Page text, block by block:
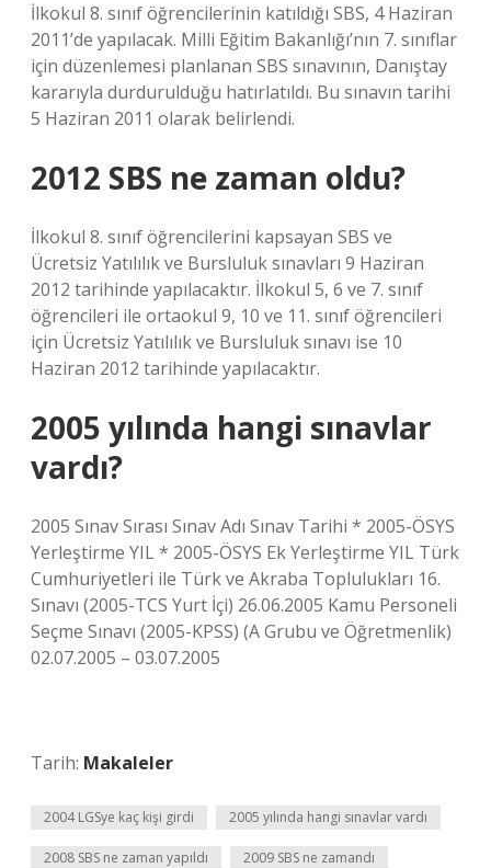
İlkokul 8. sınıf öğrencilerinin katıldığı SBS, 4 Haziran
2011’de yapılacak. Milli Eğitim Bakanlığı’nın 7. sınıflar
için düzenlemesi planlanan SBS sınavının, Danıştay
kararıyla durdurulduğu hatırlatıldı. Bu sınavın tarihi
5 Haziran 2011 olarak belirlendi.
2012 SBS ne zaman oldu?
İlkokul 8. sınıf öğrencilerini kapsayan SBS ve
Ücretsiz Yatılılık ve Bursluluk sınavları 9 Haziran
2012 tarihinde yapılacaktır. İlkokul 5, 6 ve 7. sınıf
öğrencileri ile ortaokul 9, 10 ve 11. sınıf öğrencileri
için Ücretsiz Yatılılık ve Bursluluk sınavı ise 10
Haziran 2012 tarihinde yapılacaktır.
2005 yılında hangi sınavlar
vardı?
2005 Sınav Sırası Sınav Adı Sınav Tarihi * 2005-ÖSYS
Yerleştirme YIL * 2005-ÖSYS Ek Yerleştirme YIL Türk
Cumhuriyetleri ile Türk ve Akraba Toplulukları 16.
Sınavı (2005-TCS Yurt İçi) 26.06.2005 Kamu Personeli
Seçme Sınavı (2005-KPSS) (A Grubu ve Öğretmenlik)
02.07.2005 – 03.07.2005
Tarih: Makaleler
2004 LGSye kaç kişi girdi 2005 yılında hangi sınavlar vardı
2008 SBS ne zaman yapıldı 2009 SBS ne zamandı